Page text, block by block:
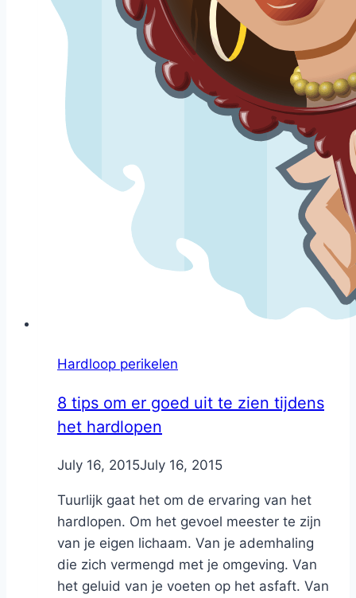
Hardloop perikelen
8 tips om er goed uit te zien tijdens
het hardlopen
ByNicole
July 16, 2015July 16, 2015
Tuurlijk gaat het om de ervaring van het
hardlopen. Om het gevoel meester te zijn
van je eigen lichaam. Van je ademhaling
die zich vermengd met je omgeving. Van
het geluid van je voeten op het asfaft. Van